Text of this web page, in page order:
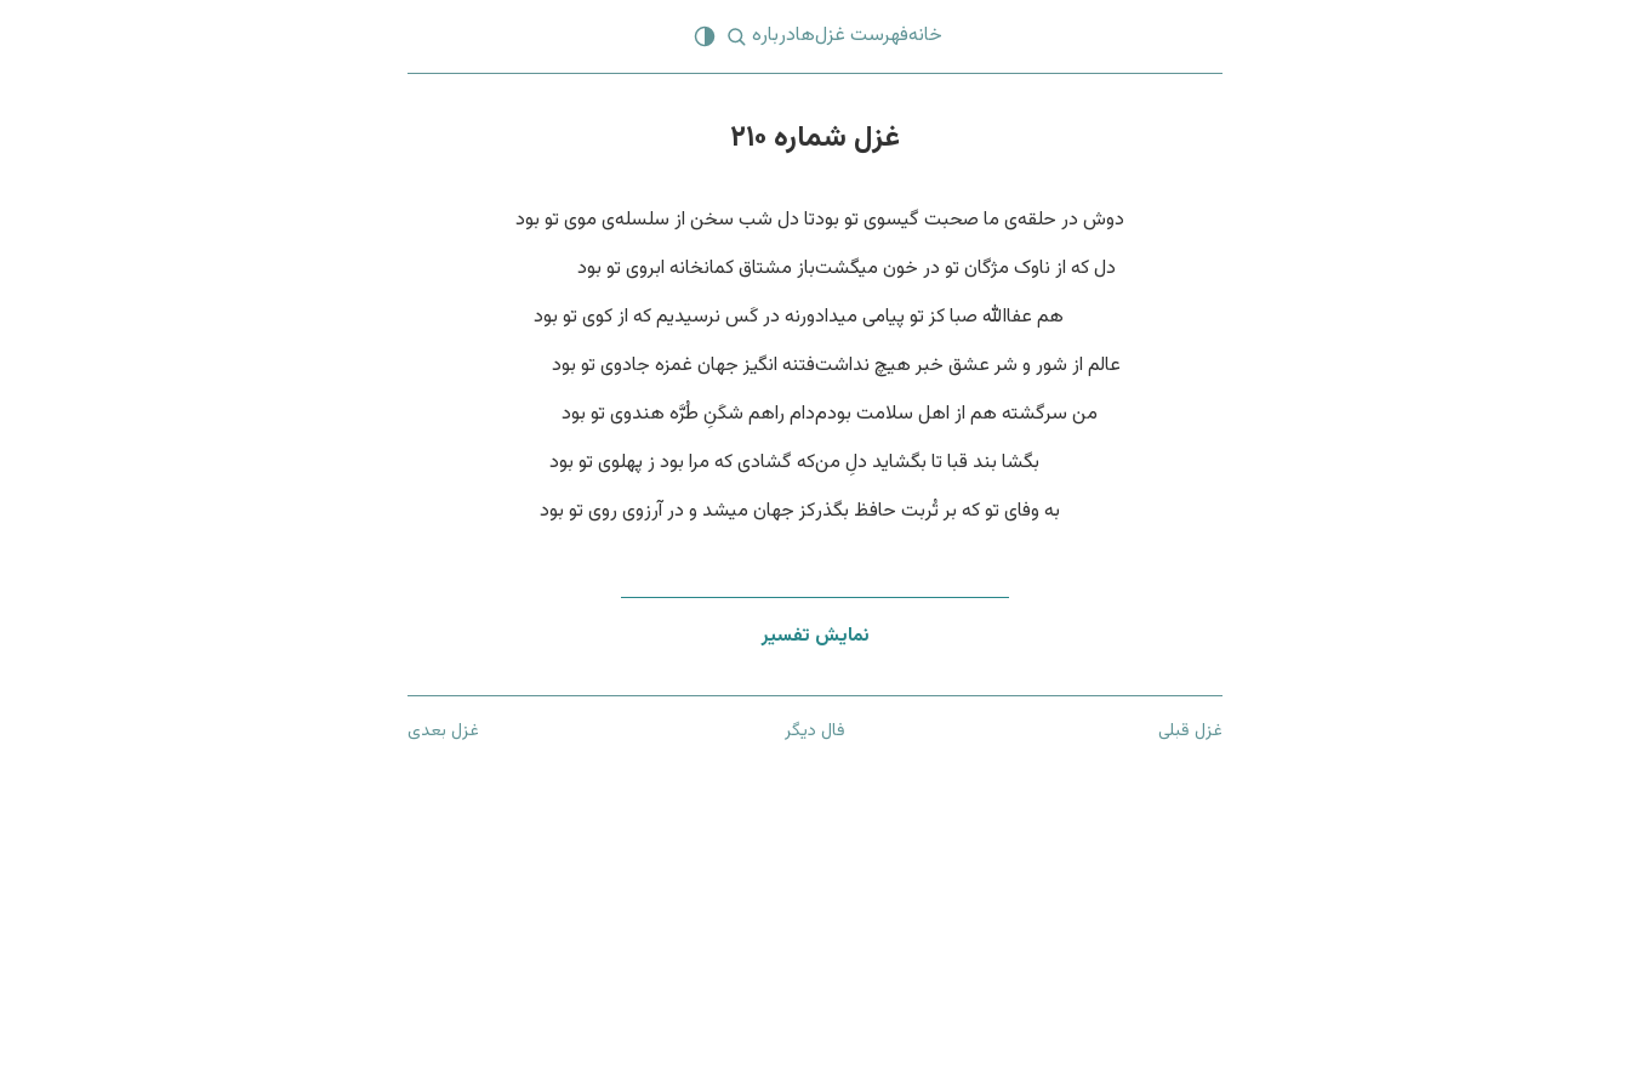
خانهفهرست غزل‌هادرباره
غزل شماره ۲۱۰
دوش در حلقه‌ی ما صحبت گیسوی تو بودتا دل شب سخن از سلسله‌ی موی تو بود
دل که از ناوک مژگان تو در خون میگشتباز مشتاق کمانخانه ابروی تو بود
هم عفاالله صبا کز تو پیامی میدادورنه در کَس نرسیدیم که از کوی تو بود
عالم از شور و شر عشق خبر هیچ نداشتفتنه انگیز جهان غمزه جادوی تو بود
من سرگشته هم از اهل سلامت بودمدام راهم شکَنِ طُرَّه هندوی تو بود
بگشا بند قبا تا بگشاید دلِ منکه گشادی که مرا بود ز پهلوی تو بود
به وفای تو که بر تُربت حافظ بگذرکز جهان میشد و در آرزوی روی تو بود
نمایش تفسیر
غزل قبلی فال دیگر غزل بعدی